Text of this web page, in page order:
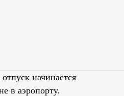
начинается
в аэропорту.